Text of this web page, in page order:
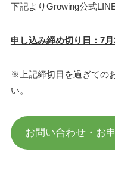
下記よりGrowing公式
申し込み締め切り日：7
※上記締切日を過ぎての
い。
お問い合わせ・お